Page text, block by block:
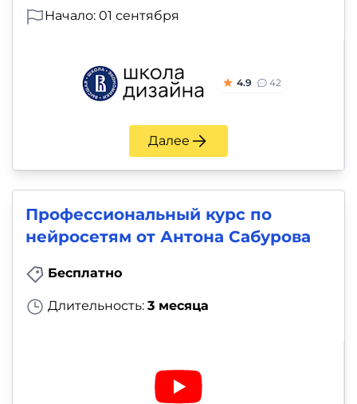
Начало: 01 сентября
4.9 42
Далее
Профессиональный курс по
нейросетям от Антона Сабурова
Бесплатно
Длительность: 3 месяца